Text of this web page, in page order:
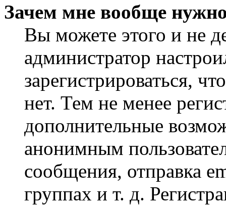
Зачем мне вообще
Вы можете этого и не
администратор
зарегистрироваться,
нет. Тем не менее
дополнительные
анонимным
сообщения, отправка
группах и т. д.